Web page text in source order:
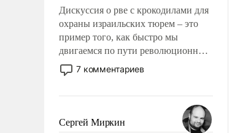
Дискуссия о рве с крокодилами для
охраны израильских тюрем – это
пример того, как быстро мы
двигаемся по пути революционных
изменений. То, что несколько лет
назад было образом для
7 комментариев
Сергей Миркин